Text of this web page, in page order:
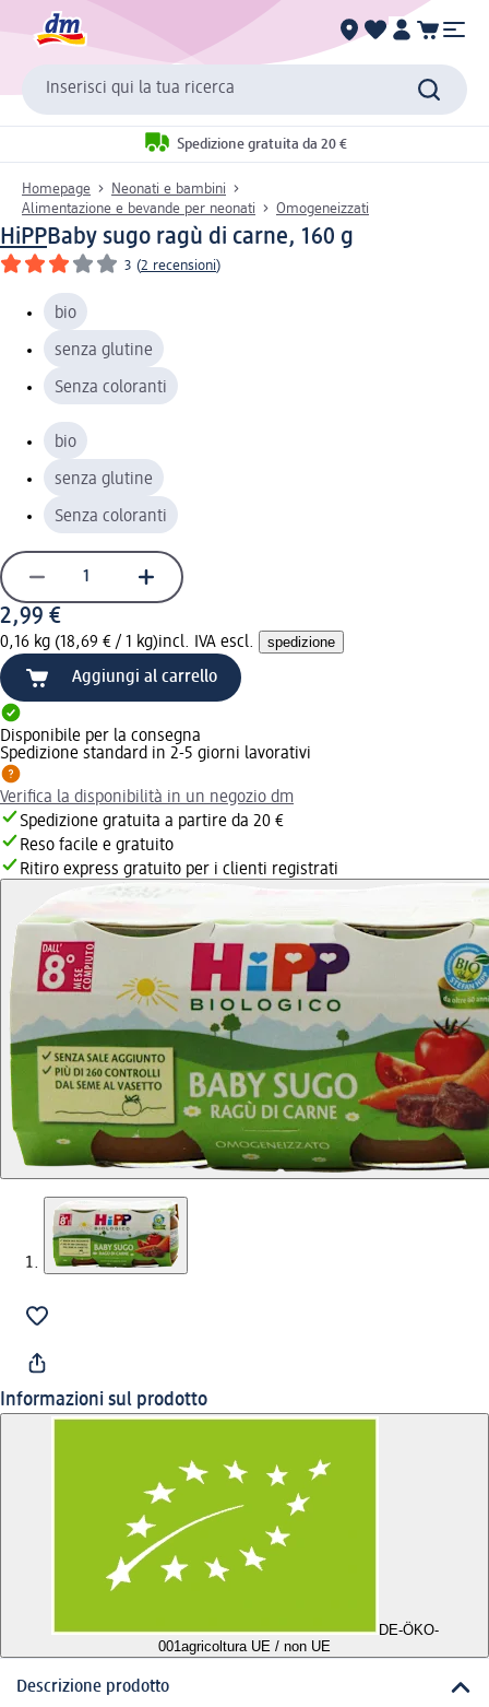
Inserisci qui la tua ricerca
Spedizione gratuita da 20 €
Homepage
Neonati e bambini
Alimentazione e bevande per neonati
Omogeneizzati
HiPPBaby sugo ragù di carne, 160 g
3 (2 recensioni)
bio
senza glutine
Senza coloranti
bio
senza glutine
Senza coloranti
2,99 €
0,16 kg (18,69 € / 1 kg)incl. IVA escl. spedizione
Aggiungi al carrello
Disponibile per la consegna
Spedizione standard in 2-5 giorni lavorativi
Verifica la disponibilità in un negozio dm
Spedizione gratuita a partire da 20 €
Reso facile e gratuito
Ritiro express gratuito per i clienti registrati
Informazioni sul prodotto
DE-ÖKO-
001agricoltura UE / non UE
Descrizione prodotto